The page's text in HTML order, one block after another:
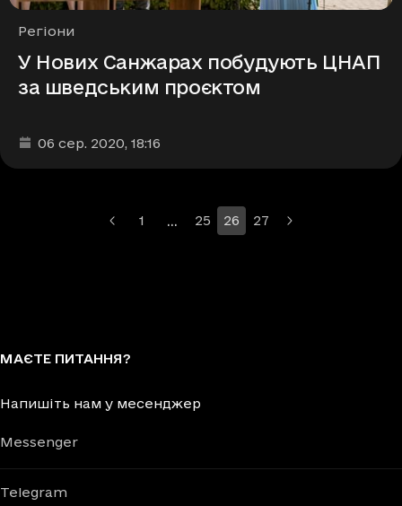
Рубрики
Регіони
У Нових Санжарах побудують ЦНАП
за шведським проєктом
Дата та час публікації
06 сер. 2020, 18:16
1 …
Більше сторінок
25 26 27
МАЄТЕ ПИТАННЯ?
Напишіть нам у месенджер
Messenger
Telegram